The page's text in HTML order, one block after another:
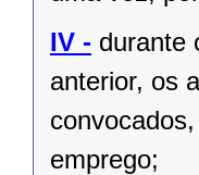
IV - durante
anterior, os
emprego;